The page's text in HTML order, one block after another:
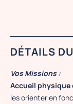
DÉTAILS
Vos Missions :
Accueil
les orienter en